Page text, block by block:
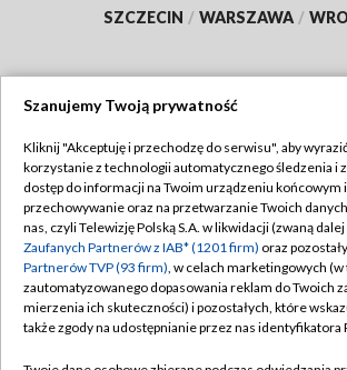
SZCZECIN / WARSZAWA /
TVP
Abonament TVP
Emisja w TVP
Centrum informacji TVP
Naziemna Telewizja Cyfrowa
Regulamin TVP
Polityka prywatności
Moje zgody
Pomoc
Szanujemy Twoją prywatność
Kliknij "Akceptuję i przechodzę do serwisu", aby
korzystanie z technologii automatycznego śledzenia i
dostęp do informacji na Twoim urządzeniu końcowym
przechowywanie oraz na przetwarzanie Twoich
nas, czyli Telewizję Polską S.A. w likwidacji (zwaną dalej
Zaufanych Partnerów z IAB* (1201 firm) oraz
Partnerów TVP (93 firm), w celach marketingowych (w
zautomatyzowanego dopasowania reklam do Twoich
mierzenia ich skuteczności) i pozostałych, które
także zgody na udostępnianie przez nas identyfikatora